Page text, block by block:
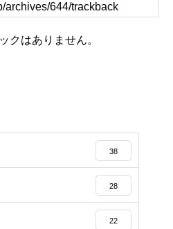
クはありません。
38
28
22